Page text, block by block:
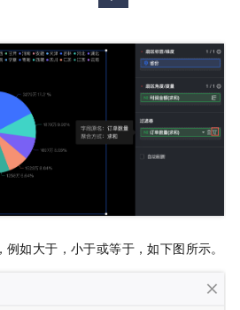
如大于，小于或等于，如下图所示。